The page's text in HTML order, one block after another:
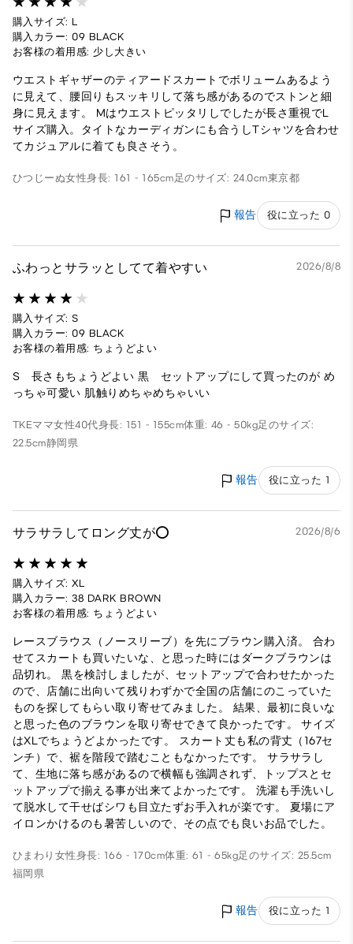
購入サイズ: L
購入カラー: 09 BLACK
お客様の着用感: 少し大きい
ウエストギャザーのティアードスカートでボリュームあるよう
に見えて、腰回りもスッキリして落ち感があるのでストンと細
身に見えます。 Mはウエストピッタリしでしたが長さ重視でL
サイズ購入。タイトなカーディガンにも合うしTシャツを合わせ
てカジュアルに着ても良さそう。
ひつじーぬ女性身長: 161 - 165cm 足のサイズ: 24.0cm東京都
報告 役に立った 0
ふわっとサラッとしてて着やすい 2026/8/8
購入サイズ: S
購入カラー: 09 BLACK
お客様の着用感: ちょうどよい
S 長さもちょうどよい 黒 セットアップにして買ったのが め
っちゃ可愛い 肌触りめちゃめちゃいい
TKEママ女性40代身長: 151 - 155cm体重: 46 - 50kg足のサイズ:
22.5cm静岡県
報告 役に立った 1
サラサラしてロング丈が⭕️ 2026/8/6
購入サイズ: XL
購入カラー: 38 DARK BROWN
お客様の着用感: ちょうどよい
レースブラウス（ノースリーブ）を先にブラウン購入済。 合わ
せてスカートも買いたいな、と思った時にはダークブラウンは
品切れ。 黒を検討しましたが、セットアップで合わせたかった
ので、店舗に出向いて残りわずかで全国の店舗にのこっていた
ものを探してもらい取り寄せてみました。 結果、最初に良いな
と思った色のブラウンを取り寄せできて良かったです。 サイズ
はXLでちょうどよかったです。 スカート丈も私の背丈（167セ
ンチ）で、裾を階段で踏むこともなかったです。 サラサラし
て、生地に落ち感があるので横幅も強調されず、トップスとセ
ットアップで揃える事が出来てよかったです。 洗濯も手洗いし
て脱水して干せばシワも目立たずお手入れが楽です。 夏場にア
イロンかけるのも暑苦しいので、その点でも良いお品でした。
ひまわり 女性身長: 166 - 170cm体重: 61 - 65kg足のサイズ: 25.5cm
福岡県
報告 役に立った 1